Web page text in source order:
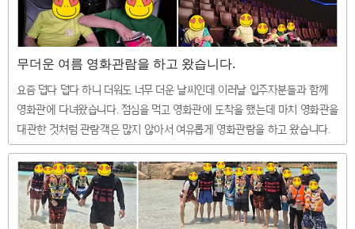
무더운 여름 영화관람을 하고 왔습니다.
요즘 덥다 덥다 하니 더워도 너무 더운 날씨인데 이러날 입주자분들과 함께
영화관에 다녀왔습니다. 점심을 먹고 영화관에 도착을 했는데 마치 영화관을
대관한 것처럼 관람객은 많지 않아서 여유롭게 영화관람을 하고 왔습니다.
^^